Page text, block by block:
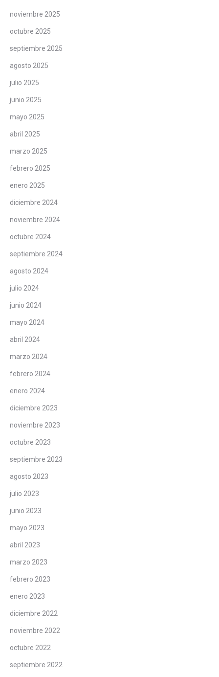
noviembre 2025
octubre 2025
septiembre 2025
agosto 2025
julio 2025
junio 2025
mayo 2025
abril 2025
marzo 2025
febrero 2025
enero 2025
diciembre 2024
noviembre 2024
octubre 2024
septiembre 2024
agosto 2024
julio 2024
junio 2024
mayo 2024
abril 2024
marzo 2024
febrero 2024
enero 2024
diciembre 2023
noviembre 2023
octubre 2023
septiembre 2023
agosto 2023
julio 2023
junio 2023
mayo 2023
abril 2023
marzo 2023
febrero 2023
enero 2023
diciembre 2022
noviembre 2022
octubre 2022
septiembre 2022